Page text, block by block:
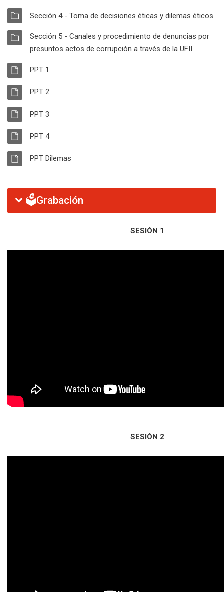
CARPETA
Sección 4 - Toma de decisiones éticas y dilemas éticos
CARPETA
Sección 5 - Canales y procedimiento de denuncias por
presuntos actos de corrupción a través de la UFII
RECURSO
PPT 1
RECURSO
PPT 2
RECURSO
PPT 3
RECURSO
PPT 4Archivo
RECURSO
PPT Dilemas
🗳️Grabación
SESIÓN 1
SESIÓN 2